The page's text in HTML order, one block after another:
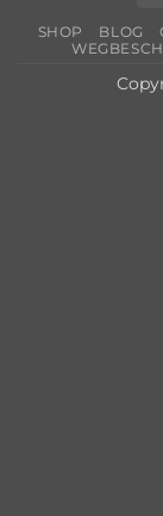
SHOP BLOG